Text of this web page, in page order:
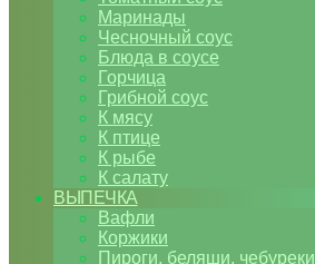
Маринады
Чесночный соус
Блюда в соусе
Горчица
Грибной соус
К мясу
К птице
К рыбе
К салату
ВЫПЕЧКА
Вафли
Коржики
Пироги, беляши, чебуреки